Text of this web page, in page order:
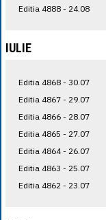
Editia 4888 - 24.08
IULIE
Editia 4868 - 30.07
Editia 4867 - 29.07
Editia 4866 - 28.07
Editia 4865 - 27.07
Editia 4864 - 26.07
Editia 4863 - 25.07
Editia 4862 - 23.07